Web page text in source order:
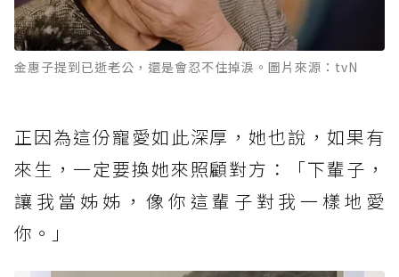
金惠子提到已逝老公，還是會忍不住掉淚。圖片來源：tvN
正因為這份寵愛如此深厚，她也說，如果有
來生，一定要換她來照顧對方：「下輩子，
讓我當姊姊，像你這輩子對我一樣地愛
你。」